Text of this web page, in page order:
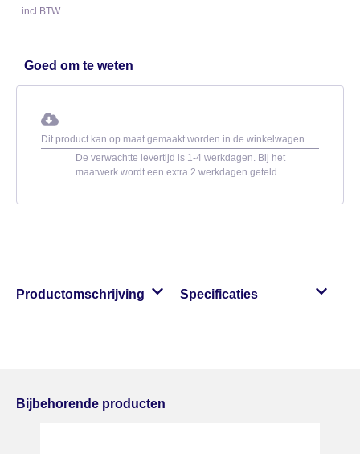
incl BTW
Goed om te weten
Dit product kan op maat gemaakt worden in de winkelwagen
De verwachtte levertijd is 1-4 werkdagen. Bij het
maatwerk wordt een extra 2 werkdagen geteld.
Productomschrijving Specificaties
Bijbehorende producten